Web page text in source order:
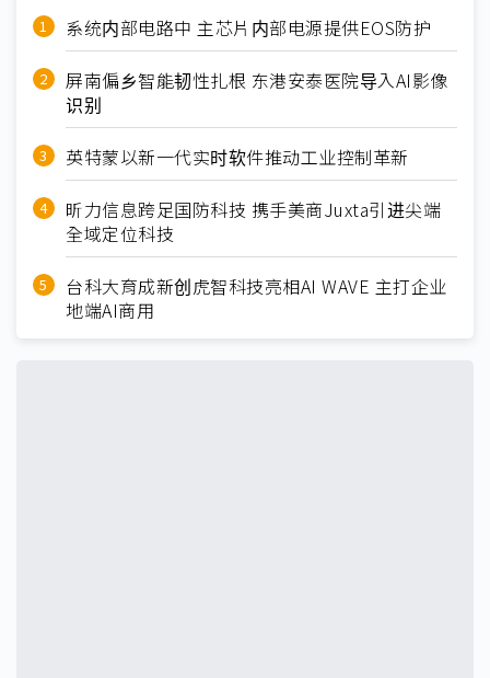
系统内部电路中 主芯片内部电源提供EOS防护
屏南偏乡智能韧性扎根 东港安泰医院导入AI影像
识别
英特蒙以新一代实时软件推动工业控制革新
昕力信息跨足国防科技 携手美商Juxta引进尖端
全域定位科技
台科大育成新创虎智科技亮相AI WAVE 主打企业
地端AI商用